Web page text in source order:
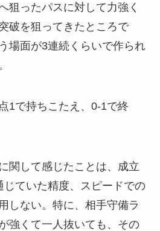
狙ったパスに対して力強く
破を狙ってきたところで
場面が3連続くらいで作られ
1で持ちこたえ、0-1で終
関して感じたことは、成立
じていた精度、スピードでの
しない。特に、相手守備ラ
強くて一人抜いても、その